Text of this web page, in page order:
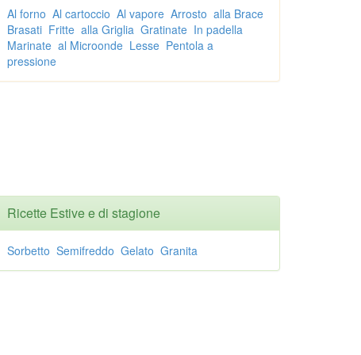
Al forno Al cartoccio Al vapore Arrosto alla Brace
Brasati Fritte alla Griglia Gratinate In padella
Marinate al Microonde Lesse Pentola a
pressione
Ricette Estive e di stagione
Sorbetto Semifreddo Gelato Granita